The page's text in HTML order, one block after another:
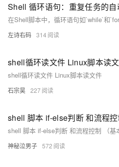
Shell 循环语句：重复任务的
左诗右码 314
shell循环读文件 Linux脚本读
shell循环读文件 Linux脚本读文件
石宗昊 227
shell 脚本 if-else判断 和流程控
shell 脚本 if-else判断 和流程控制 （基
神秘泣男子 572